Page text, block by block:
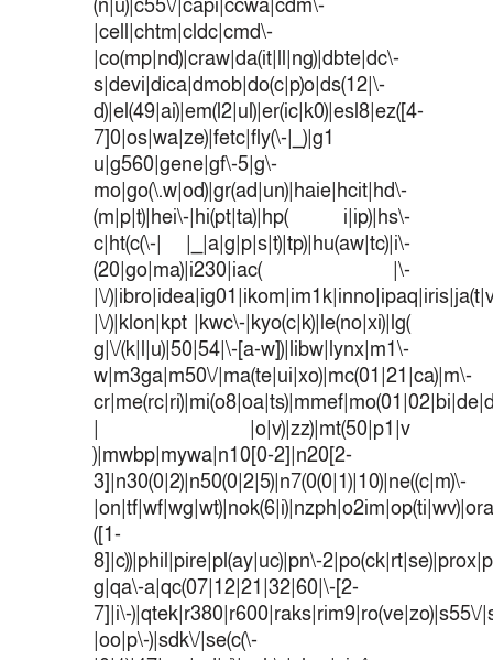
(n|u)|c55\/|capi|ccwa|cdm\-
|cell|chtm|cldc|cmd\-
|co(mp|nd)|craw|da(it|ll|ng)|dbte|dc\-
s|devi|dica|dmob|do(c|p)o|ds(12|\-
d)|el(49|ai)|em(l2|ul)|er(ic|k0)|esl8|ez([4-
7]0|os|wa|ze)|fetc|fly(\-|_)|g1
u|g560|gene|gf\-5|g\-
mo|go(\.w|od)|gr(ad|un)|haie|hcit|hd\-
(m|p|t)|hei\-|hi(pt|ta)|hp( i|ip)|hs\-
c|ht(c(\-| |_|a|g|p|s|t)|tp)|hu(aw|tc)|i\-
(20|go|ma)|i230|iac( |\-
|\/
|\/)|klon|kpt |kwc\-|kyo(c|k)|le(no|xi)|lg(
g|\/(k|l|u)|50|54|\-[a-w])|libw|lynx|m1\-
w|m3ga|m50\/|ma(te|ui|xo)|mc(01|21|ca)|m\-
| |o|v)|zz)|mt(50|p1|v
)|mwbp|mywa|n10[0-2]|n20[2-
3]|n30(0|2)|n50(0|2|5)|n7(0(0|1)|10)|ne((c|m)\-
([1-
8]|c))|phil|pire|pl(ay|uc)|pn\-
g|qa\-a|qc(07|12|21|32|60|\-[2-
7]|i\-)|qtek|r380|r600|raks|rim9|ro(ve|zo)|s55\/
|oo|p\-)|sdk\/|se(c(\-